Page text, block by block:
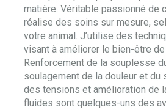
matière. Véritable passionné de
réalise des soins sur mesure,
votre animal. J’utilise des
visant à améliorer le bien-être de
Renforcement de la souplesse
soulagement de la douleur et du
des tensions et amélioration de
fluides sont quelques-uns des